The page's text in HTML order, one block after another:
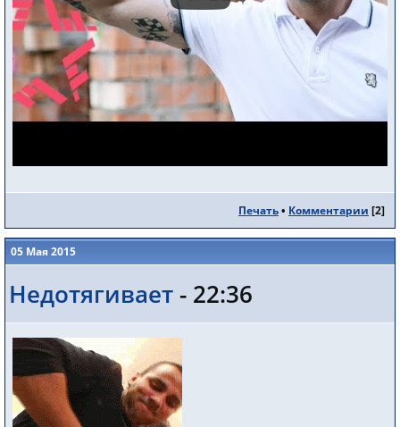
Печать• Комментарии [2]
05 Мая 2015
Недотягивает - 22:36